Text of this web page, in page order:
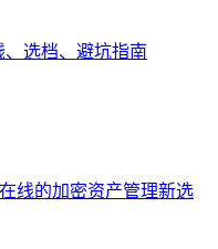
、选档、避坑指南
线的加密资产管理新选